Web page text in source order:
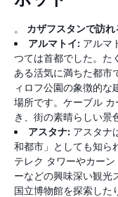
。 カザフスタンで訪
アルマトイ: アルマ
つては首都でした。た
ある活気に満ちた都市
ィロフ公園の象徴的な
場所です。ケーブル
き、街の素晴らしい景
アスタナ: アスタナ
和都市」としても知ら
テレク タワーやカー
ーなどの興味深い観光
国立博物館を探索した